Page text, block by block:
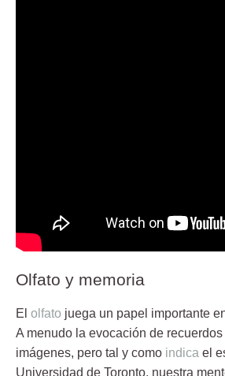
Olfato y memoria
El olfato juega un papel importante
A menudo la evocación de
imágenes, pero tal y como indica el
Universidad de Toronto, nuestra